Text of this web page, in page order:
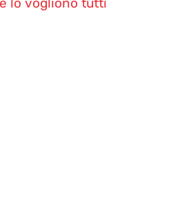
lo vogliono tutti